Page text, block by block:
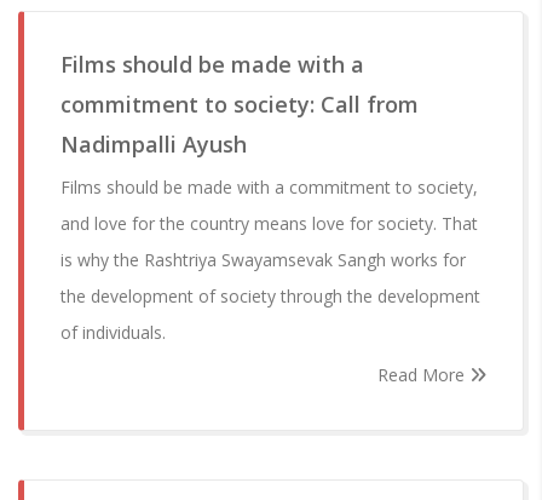
Films should be made with a
commitment to society: Call from
Nadimpalli Ayush
Films should be made with a commitment to society,
and love for the country means love for society. That
is why the Rashtriya Swayamsevak Sangh works for
the development of society through the development
of individuals.
Read More